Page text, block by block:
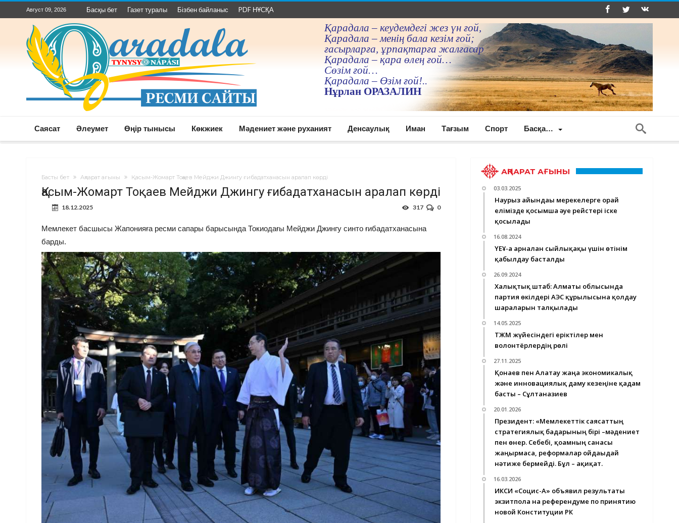
Август 09, 2026 Басқы бет Газет туралы Бізбен байланыс PDF НҰСҚА
Қарадала – кеудемдегi жез үн ғой,
Қарадала – менiң бала кезiм ғой;
ғасырларға, ұрпақтарға жалғасар
Қарадала – қара өлең ғой…
Сөзiм ғой…
Қарадала – Өзiм ғой!..
Нұрлан ОРАЗАЛИН
Саясат Әлеумет Өңір тынысы Көкжиек Мәдениет және руханият Денсаулық Иман Тағзым Спорт Басқа…
Басты бет Ақпарат ағыны Қасым-Жомарт Тоқаев Мейджи Джингу ғибадатханасын аралап көрді
Қасым-Жомарт Тоқаев Мейджи Джингу ғибадатханасын аралап көрді
18.12.2025 0
317
Мемлекет басшысы Жапонияға ресми сапары барысында Токиодағы Мейджи Джингу синто ғибадатханасына
барды.
АҚПАРАТ АҒЫНЫ
03.03.2025
Наурыз айындағы мерекелерге орай
елімізде қосымша әуе рейстері іске
қосылады
16.08.2024
ҮЕҰ-ға арналған сыйлықақы үшін өтінім
қабылдау басталды
26.09.2024
Халықтық штаб: Алматы облысында
партия өкілдері АЭС құрылысына қолдау
шараларын талқылады
14.05.2025
ТЖМ жүйесіндегі еріктілер мен
волонтёрлердің рөлі
27.11.2025
Қонаев пен Алатау жаңа экономикалық
және инновациялық даму кезеңіне қадам
басты – Cұлтанғазиев
20.01.2026
Президент: «Мемлекеттік саясаттың
стратегиялық бағдарының бірі –мәдениет
пен өнер. Себебі, қоғамның санасы
жаңғырмаса, реформалар ойдағыдай
нәтиже бермейді. Бұл – ақиқат.
16.03.2026
ИКСИ «Социс-А» объявил результаты
экзитпола на референдуме по принятию
новой Конституции РК